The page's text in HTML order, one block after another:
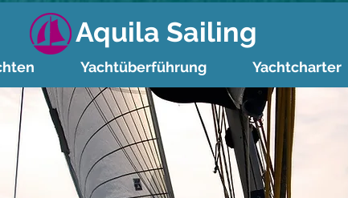
Aquila Sailing
Yachtüberführung Yachtcharter